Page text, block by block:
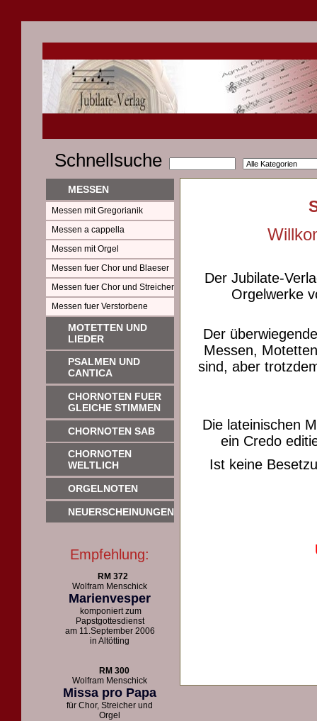
Schnellsuche
MESSEN
Messen mit Gregorianik
Messen a cappella
Messen mit Orgel
Messen fuer Chor und Blaeser
Messen fuer Chor und Streicher
Messen fuer Verstorbene
MOTETTEN UND
LIEDER
PSALMEN UND
CANTICA
CHORNOTEN FUER
GLEICHE STIMMEN
CHORNOTEN SAB
CHORNOTEN
WELTLICH
ORGELNOTEN
NEUERSCHEINUNGEN
Empfehlung:
RM 372
Wolfram Menschick
Marienvesper
komponiert zum
Papstgottesdienst
am 11.September 2006
in Altötting
RM 300
Wolfram Menschick
Missa pro Papa
für Chor, Streicher und
Orgel
Der Jubilate-
Orgelwerke
Der
Messen,
sind, aber
Die lateinischen
ein Credo
Ist keine